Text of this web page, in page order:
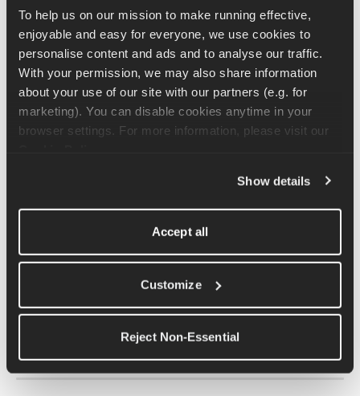
To help us on our mission to make running effective,
enjoyable and easy for everyone, we use cookies to
personalise content and ads and to analyse our traffic.
With your permission, we may also share information
about your use of our site with our partners (e.g. for
marketing). You can disable cookies anytime in your
Show details
Accept all
Customize
Reject Non-Essential
posición, bajaremos hasta nuestra posición habitual de sentadilla
y volveremos a subir.
Durante todo el ejercicio, sigue pensando en levantar los codos
lo más alto posible para asegurarte de que el peso siga pasando
por el cuerpo en lugar de ejercer una presión excesiva sobre los
brazos.
Si te cuesta mantener la posición del codo y la muñeca, tal vez
porque es la primera vez que haces sentadillas frontales o
porque tienes algo menos de movilidad en las muñecas, puedes
cruzando los brazos y colocando las manos sobre los hombros,
sujetando la barra casi contra la garganta. En esta alternativa,
seguimos queriendo levantar los codos y realizar el mismo
movimiento de sentadilla.